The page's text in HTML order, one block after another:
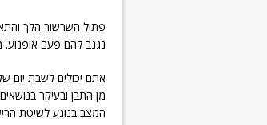
פתיל השרשור הלך
נגנב להם פעם אופנוע.
אתם יכולים לשבת יום
מן התבן ובעיקר
המצב בנוגע לשיטת